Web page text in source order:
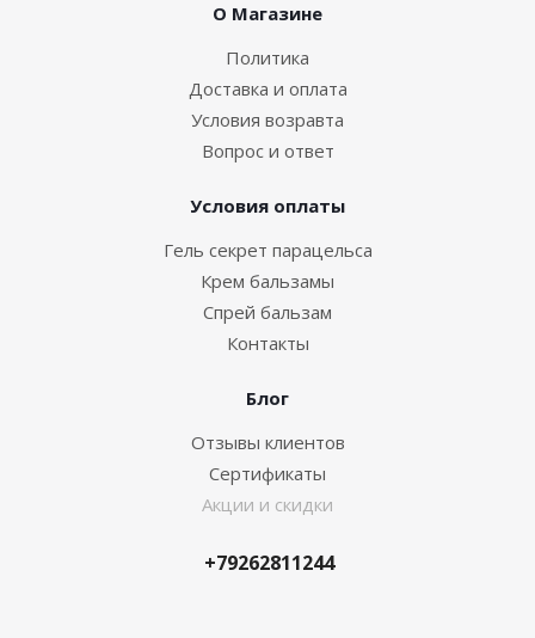
О Магазине
Политика
Доставка и оплата
Условия возравта
Вопрос и ответ
Условия оплаты
Гель секрет парацельса
Крем бальзамы
Спрей бальзам
Контакты
Блог
Отзывы клиентов
Сертификаты
Акции и скидки
+79262811244